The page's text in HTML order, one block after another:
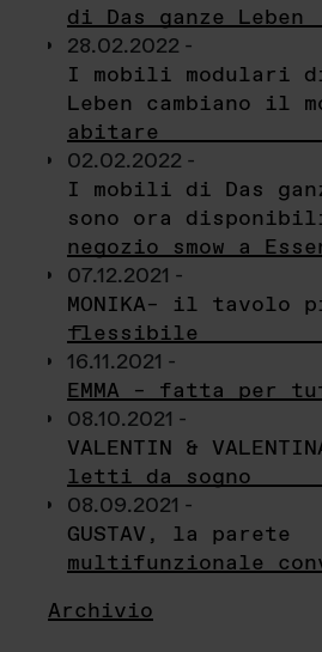
di Das ganze Leben
28.02.2022 -
I mobili modulari di
Leben cambiano il
abitare
02.02.2022 -
I mobili di Das
sono ora
negozio smow a
07.12.2021 -
MONIKA– il tavolo
flessibile
16.11.2021 -
EMMA – fatta per
08.10.2021 -
VALENTIN &
letti da sogno
08.09.2021 -
GUSTAV, la parete
multifunzionale
Archivio